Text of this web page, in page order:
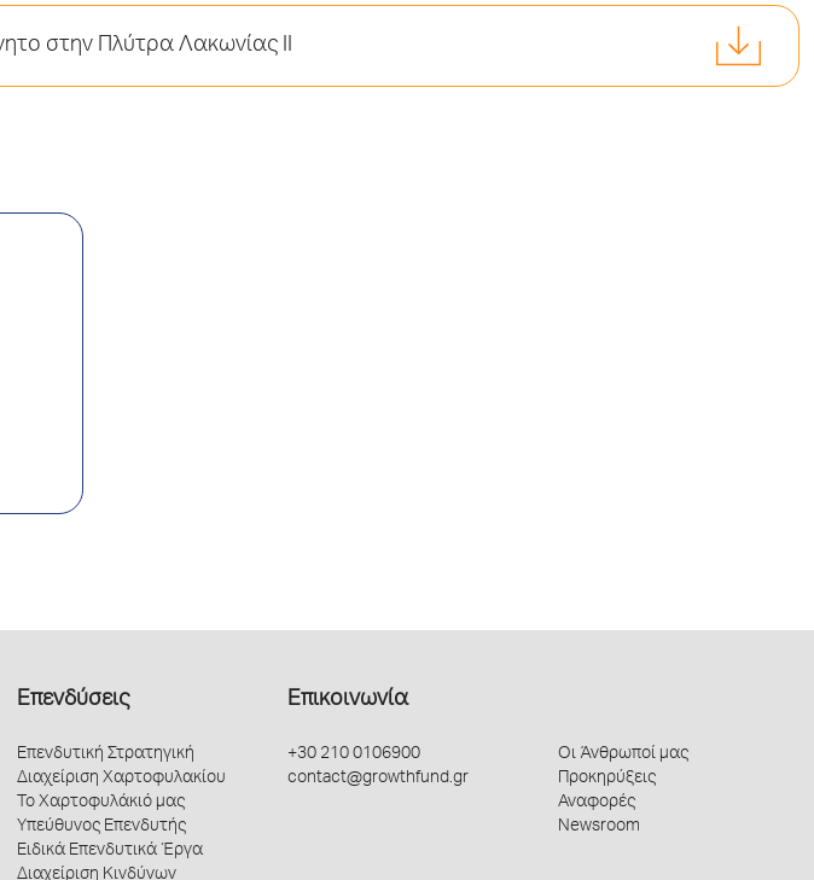
στην Πλύτρα Λακωνίας II
Επενδύσεις
Επενδυτική Στρατηγική
Διαχείριση Χαρτοφυλακίου
Το Χαρτοφυλάκιό μας
Υπεύθυνος Επενδυτής
Ειδικά Επενδυτικά Έργα
Διαχείριση Κινδύνων
Επικοινωνία
+30 210 0106900
contact@growthfund.gr
Οι Άνθρωποί μας
Προκηρύξεις
Αναφορές
Newsroom